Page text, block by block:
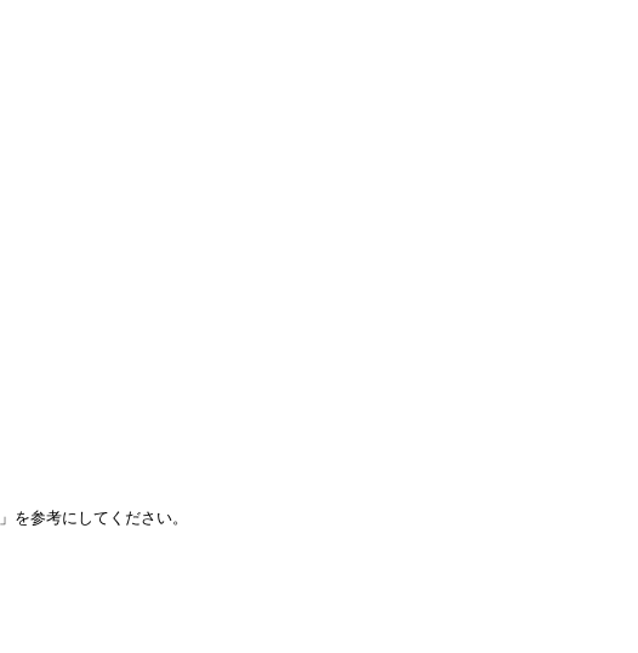
」を参考にしてください。